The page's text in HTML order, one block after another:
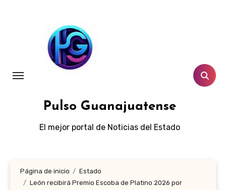
Pulso Guanajuatense
El mejor portal de Noticias del Estado
Página de inicio
Estado
León recibirá Premio Escoba de Platino 2026 por